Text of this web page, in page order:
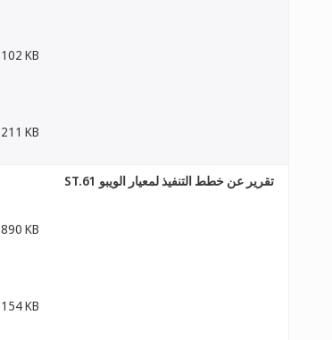
102 KB
211 KB
تقرير عن خطط التنفيذ لمعيار الويبو ST.61
890 KB
154 KB